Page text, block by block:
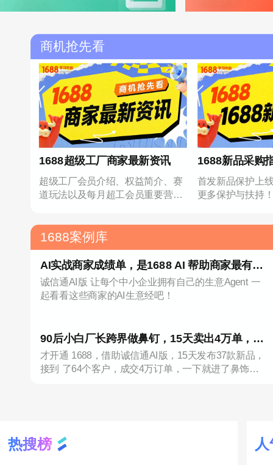
商机抢先看
1688超级工厂商家最新资讯
超级工厂会员介绍、权益简介、赛
道玩法以及每月超工会员重要营销
1688新品采购
首发新品保护上
更多保护与扶持
1688案例库
AI实战商家成绩单，是1688 AI 帮助商家最有力
的回答！
诚信通AI版 让每个中小企业拥有自己的生意Agent 一
起看看这些商家的AI生意经吧！
90后小白厂长跨界做鼻钉，15天卖出4万单，靠
1688AI登上类目TOP1
才开通 1688，借助诚信通AI版，15天发布37款新品，
接到 了64个客户，成交4万订单，一下就进了鼻饰新
热搜榜